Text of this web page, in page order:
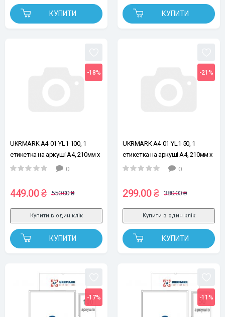
КУПИТИ КУПИТИ
-18%
UKRMARK A4-01-YL1-100, 1
етикетка на аркуші А4, 210мм х
297мм, жовті, уп.100 арк,
0
449.00 ₴ 550.00 ₴
КУПИТИ
Купити в один клік
-21%
UKRMARK A4-01-YL1-50, 1
етикетка на аркуші А4, 210мм х
297мм, жовті, уп.50 арк,
0
299.00 ₴ 380.00 ₴
КУПИТИ
Купити в один клік
-17% -11%